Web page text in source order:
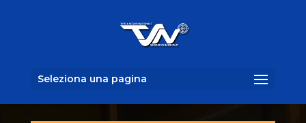
Seleziona una pagina